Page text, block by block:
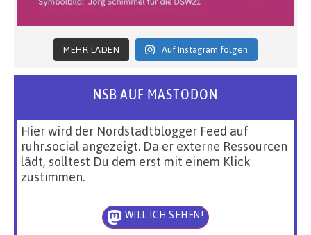
MEHR LADEN Auf Instagram folgen
NSB AUF MASTODON
Hier wird der Nordstadtblogger Feed auf
ruhr.social angezeigt. Da er externe Ressourcen
lädt, solltest Du dem erst mit einem Klick
zustimmen.
WILL ICH SEHEN!